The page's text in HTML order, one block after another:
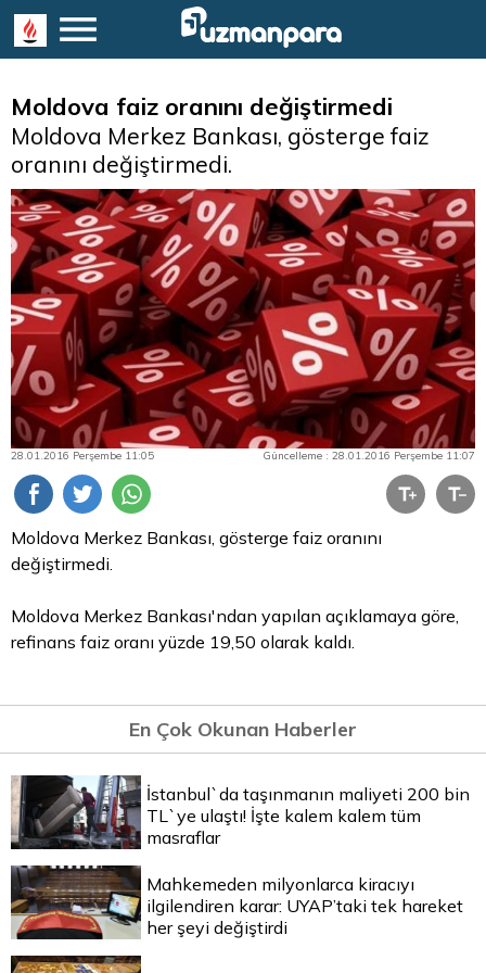
Moldova faiz oranını değiştirmedi
Moldova Merkez Bankası, gösterge faiz
oranını değiştirmedi.
28.01.2016 Perşembe 11:05 Güncelleme : 28.01.2016 Perşembe 11:07
Moldova Merkez Bankası, gösterge faiz oranını
değiştirmedi.
Moldova Merkez Bankası'ndan yapılan açıklamaya göre,
refinans faiz oranı yüzde 19,50 olarak kaldı.
En Çok Okunan Haberler
İstanbul`da taşınmanın maliyeti 200 bin
TL`ye ulaştı! İşte kalem kalem tüm
masraflar
Mahkemeden milyonlarca kiracıyı
ilgilendiren karar: UYAP’taki tek hareket
her şeyi değiştirdi